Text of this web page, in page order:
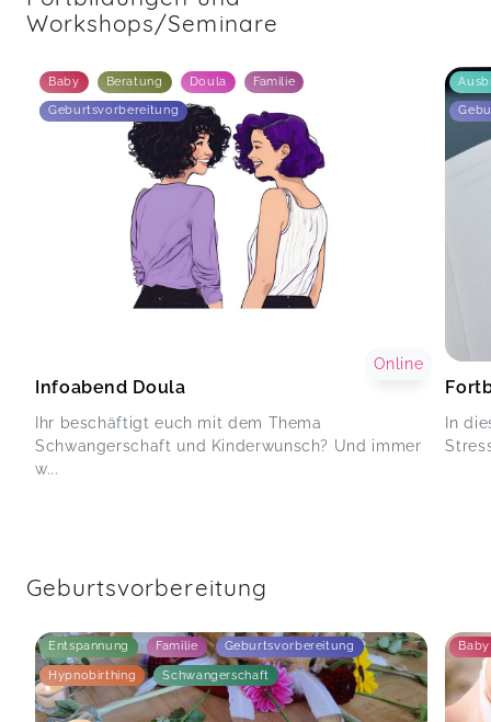
Workshops/Seminare
Baby Beratung Doula Familie
Geburtsvorbereitung
Infoabend Doula
Ihr beschäftigt euch mit dem Thema
Schwangerschaft und Kinderwunsch? Und immer
w...
Online
In
Geburtsvorbereitung
Entspannung Familie Geburtsvorbereitung
Hypnobirthing Schwangerschaft
Baby